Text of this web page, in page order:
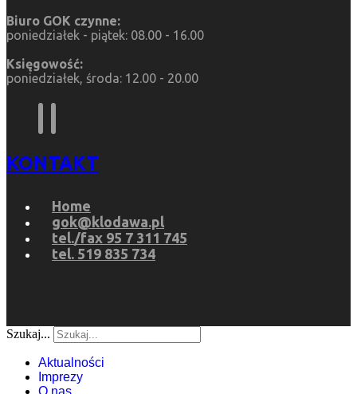
Biuro GOK czynne:
poniedziałek - piątek: 08.00 - 16.00
Księgowość:
poniedziałek, środa: 12.00 - 20.00
KONTAKT
Home
gok@klodawa.pl
tel./fax 95 7 311 745
tel. 519 835 734
Szukaj...
Aktualności
Imprezy
O nas